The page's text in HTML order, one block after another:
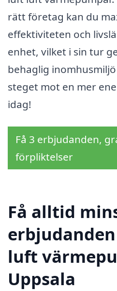
rätt företag kan du
effektiviteten och
enhet, vilket i sin tur
behaglig
steget mot en mer
idag!
Få 3 erbjudanden,
förpliktelser
Få alltid
luft
Uppsala